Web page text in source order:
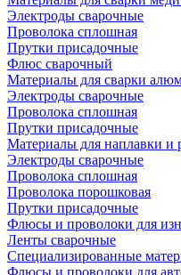
Электроды сварочные
Проволока сплошная
Прутки присадочные
Флюс сварочный
Материалы для сварки
Электроды сварочные
Проволока сплошная
Прутки присадочные
Материалы для наплавки и
Электроды сварочные
Проволока сплошная
Проволока порошковая
Прутки присадочные
Флюсы и проволоки для
Ленты сварочные
Специализированные
Флюсы и проволоки для